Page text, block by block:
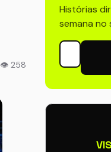
👁 258
Histórias
semana no